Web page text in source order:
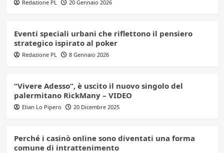
Redazione PL 20 Gennaio 2026
Eventi speciali urbani che riflettono il pensiero
strategico ispirato al poker
Redazione PL 8 Gennaio 2026
“Vivere Adesso”, è uscito il nuovo singolo del
palermitano RickMany – VIDEO
Elian Lo Pipero 20 Dicembre 2025
Perché i casinò online sono diventati una forma
comune di intrattenimento